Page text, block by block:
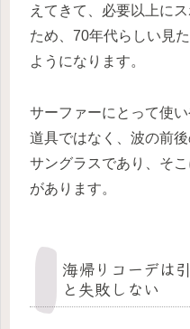
えてきて、必要以上に
ため、70年代らしい見
ようになります。
サーファーにとって使
道具ではなく、波の前
サングラスであり、そ
があります。
海帰りコーデは
と失敗しない